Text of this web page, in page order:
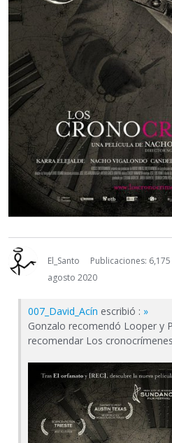
El_Santo
Publicaciones: 6,175
agosto 2020
007_David_Acín escribió : »
Gonzalo recomendó Looper y
recomendar Los